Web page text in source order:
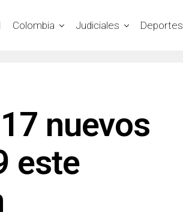
Colombia Judiciales Deportes
nuevos
este